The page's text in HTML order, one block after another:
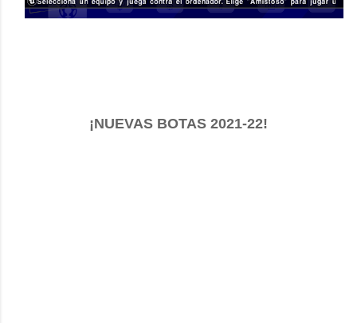
¡NUEVAS BOTAS 2021-22!